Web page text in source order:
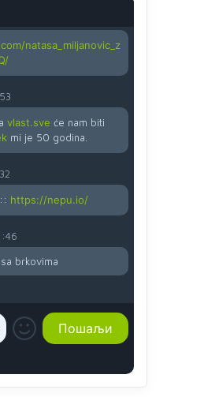
natasa_miljanovic_z
vlast.sve će nam biti
mi je 50 godina.
https://nepu.io/
brkovima